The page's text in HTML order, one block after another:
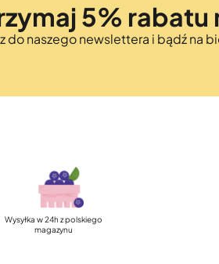
5% rabatu
do naszego newslettera i bądź na
Szybka, darmowa dostawa